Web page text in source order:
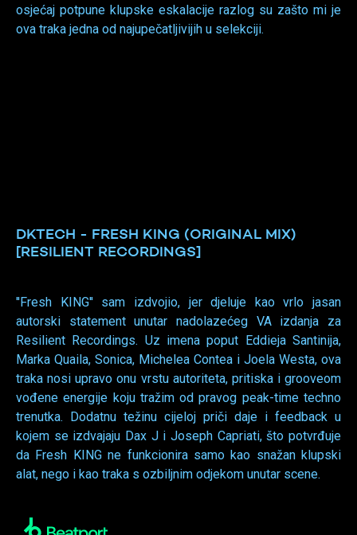
osjećaj potpune klupske eskalacije razlog su zašto mi je
ova traka jedna od najupečatljivijih u selekciji.
DKTECH - FRESH KING (ORIGINAL MIX)
[RESILIENT RECORDINGS]
''Fresh KING'' sam izdvojio, jer djeluje kao vrlo jasan
autorski statement unutar nadolazećeg VA izdanja za
Resilient Recordings. Uz imena poput Eddieja Santinija,
Marka Quaila, Sonica, Michelea Contea i Joela Westa, ova
traka nosi upravo onu vrstu autoriteta, pritiska i grooveom
vođene energije koju tražim od pravog peak-time techno
trenutka. Dodatnu težinu cijeloj priči daje i feedback u
kojem se izdvajaju Dax J i Joseph Capriati, što potvrđuje
da Fresh KING ne funkcionira samo kao snažan klupski
alat, nego i kao traka s ozbiljnim odjekom unutar scene.